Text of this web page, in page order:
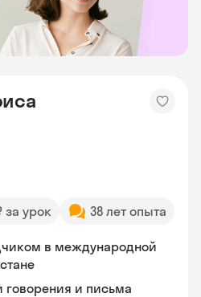
за урок 38 лет опыта
в международной
говорения и письма